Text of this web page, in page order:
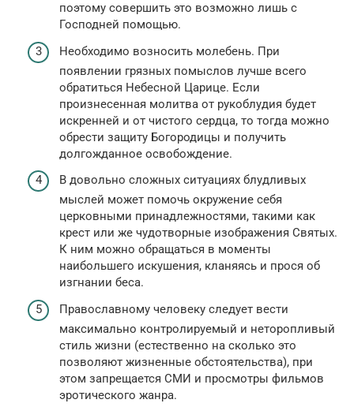
поэтому совершить это возможно лишь с
Господней помощью.
Необходимо возносить молебень. При
появлении грязных помыслов лучше всего
обратиться Небесной Царице. Если
произнесенная молитва от рукоблудия будет
искренней и от чистого сердца, то тогда можно
обрести защиту Богородицы и получить
долгожданное освобождение.
В довольно сложных ситуациях блудливых
мыслей может помочь окружение себя
церковными принадлежностями, такими как
крест или же чудотворные изображения Святых.
К ним можно обращаться в моменты
наибольшего искушения, кланяясь и прося об
изгнании беса.
Православному человеку следует вести
максимально контролируемый и неторопливый
стиль жизни (естественно на сколько это
позволяют жизненные обстоятельства), при
этом запрещается СМИ и просмотры фильмов
эротического жанра.